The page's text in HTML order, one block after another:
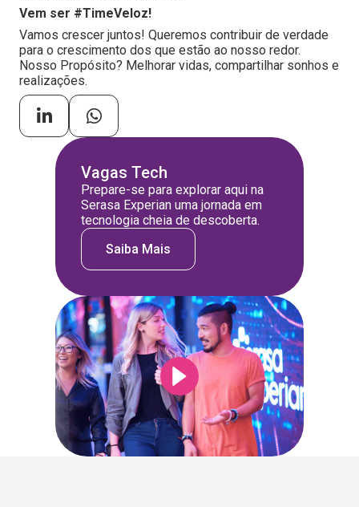
Vem ser #TimeVeloz!
Vamos crescer juntos! Queremos contribuir de verdade
para o crescimento dos que estão ao nosso redor.
Nosso Propósito? Melhorar vidas, compartilhar sonhos e
realizações.
Vagas Tech
Prepare-se para explorar aqui na
Serasa Experian uma jornada em
tecnologia cheia de descoberta.
Saiba Mais